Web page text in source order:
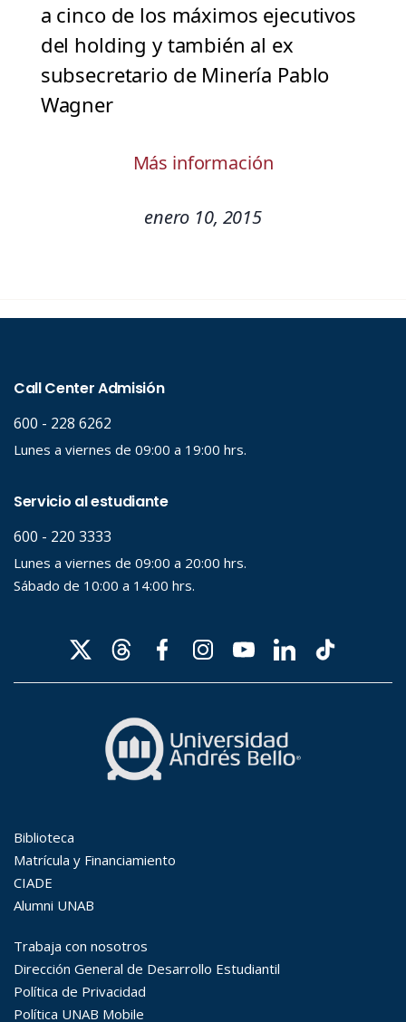
a cinco de los máximos ejecutivos
del holding y también al ex
subsecretario de Minería Pablo
Wagner
Más información
enero 10, 2015